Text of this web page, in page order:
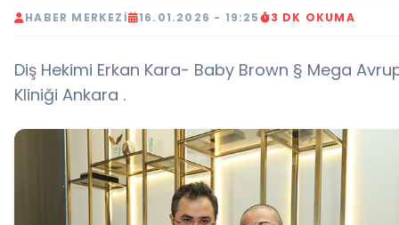
HABER MERKEZI 16.01.2026 - 19:25 3 DK OKUMA
Diş Hekimi Erkan Kara- Baby Brown § Mega
Kliniği Ankara .